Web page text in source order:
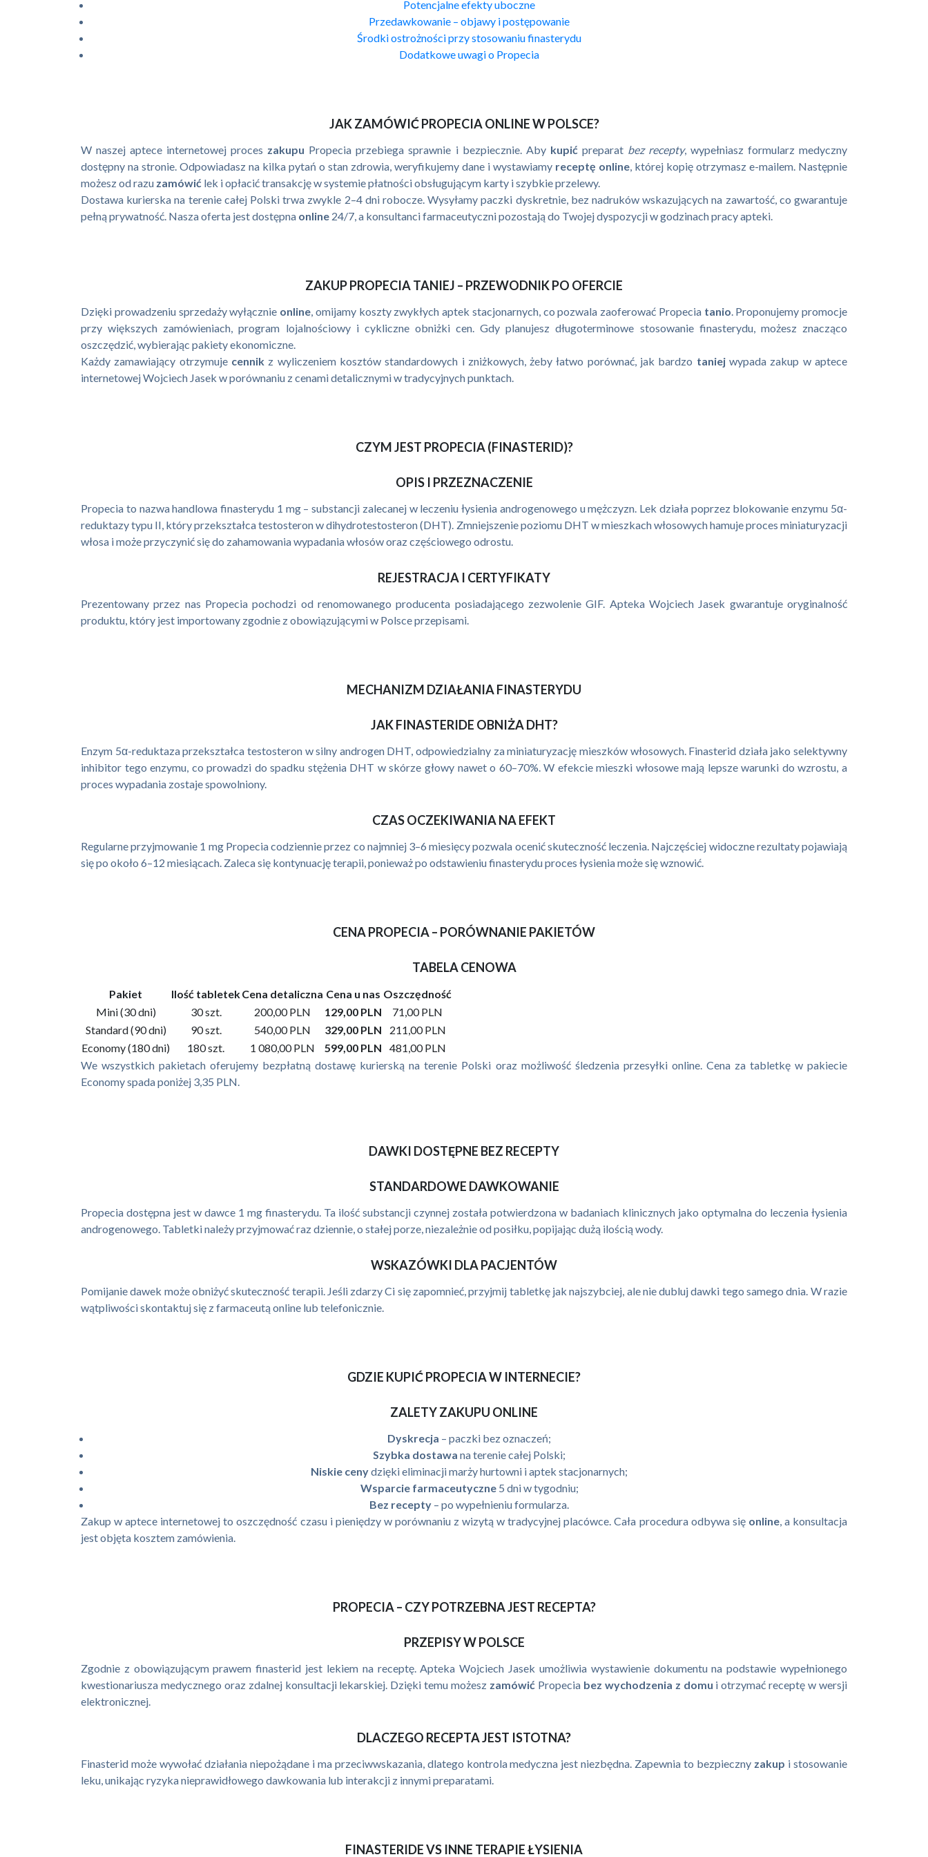
Potencjalne efekty uboczne
Przedawkowanie – objawy i postępowanie
Środki ostrożności przy stosowaniu finasterydu
Dodatkowe uwagi o Propecia
JAK ZAMÓWIĆ PROPECIA ONLINE W POLSCE?
W naszej aptece internetowej proces zakupu Propecia przebiega sprawnie i bezpiecznie. Aby kupićpreparat bez recepty, wypełniasz formularz medyczny
dostępny na stronie. Odpowiadasz na kilka pytań o stan zdrowia, weryfikujemy dane i wystawiamy receptę online, której kopię otrzymasz e-mailem. Następnie
możesz od razu zamówić lek i opłacić transakcję w systemie płatności obsługującym karty i szybkie przelewy.
Dostawa kurierska na terenie całej Polski trwa zwykle 2–4 dni robocze. Wysyłamy paczki dyskretnie, bez nadruków wskazujących na zawartość, co gwarantuje
pełną prywatność. Nasza oferta jest dostępna online 24/7, a konsultanci farmaceutyczni pozostają do Twojej dyspozycji w godzinach pracy apteki.
ZAKUP PROPECIA TANIEJ – PRZEWODNIK PO OFERCIE
Dzięki prowadzeniu sprzedaży wyłącznie online, omijamy koszty zwykłych aptek stacjonarnych, co pozwala zaoferować Propecia tanio. Proponujemy promocje
przy większych zamówieniach, program lojalnościowy i cykliczne obniżki cen. Gdy planujesz długoterminowe stosowanie finasterydu, możesz znacząco
oszczędzić, wybierając pakiety ekonomiczne.
Każdy zamawiający otrzymuje cennikz wyliczeniem kosztów standardowych i zniżkowych, żeby łatwo porównać, jak bardzo taniejwypada zakup w aptece
internetowej Wojciech Jasek w porównaniu z cenami detalicznymi w tradycyjnych punktach.
CZYM JEST PROPECIA (FINASTERID)?
OPIS I PRZEZNACZENIE
Propecia to nazwa handlowa finasterydu 1 mg – substancji zalecanej w leczeniu łysienia androgenowego u mężczyzn. Lek działa poprzez blokowanie enzymu 5α-
reduktazy typu II, który przekształca testosteron w dihydrotestosteron (DHT). Zmniejszenie poziomu DHT w mieszkach włosowych hamuje proces miniaturyzacji
włosa i może przyczynić się do zahamowania wypadania włosów oraz częściowego odrostu.
REJESTRACJA I CERTYFIKATY
Prezentowany przez nas Propecia pochodzi od renomowanego producenta posiadającego zezwolenie GIF. Apteka Wojciech Jasek gwarantuje oryginalność
produktu, który jest importowany zgodnie z obowiązującymi w Polsce przepisami.
MECHANIZM DZIAŁANIA FINASTERYDU
JAK FINASTERIDE OBNIŻA DHT?
Enzym 5α-reduktaza przekształca testosteron w silny androgen DHT, odpowiedzialny za miniaturyzację mieszków włosowych. Finasterid działa jako selektywny
inhibitor tego enzymu, co prowadzi do spadku stężenia DHT w skórze głowy nawet o 60–70%. W efekcie mieszki włosowe mają lepsze warunki do wzrostu, a
proces wypadania zostaje spowolniony.
CZAS OCZEKIWANIA NA EFEKT
Regularne przyjmowanie 1 mg Propecia codziennie przez co najmniej 3–6 miesięcy pozwala ocenić skuteczność leczenia. Najczęściej widoczne rezultaty pojawiają
się po około 6–12 miesiącach. Zaleca się kontynuację terapii, ponieważ po odstawieniu finasterydu proces łysienia może się wznowić.
CENA PROPECIA – PORÓWNANIE PAKIETÓW
TABELA CENOWA
Pakiet Ilość tabletekCena detaliczna Cena u nas Oszczędność
Mini (30 dni)
30 szt. 200,00 PLN 129,00 PLN
71,00 PLN
Standard (90 dni)
90 szt. 540,00 PLN 329,00 PLN
211,00 PLN
Economy (180 dni)
180 szt. 1 080,00 PLN 599,00 PLN
481,00 PLN
We wszystkich pakietach oferujemy bezpłatną dostawę kurierską na terenie Polski oraz możliwość śledzenia przesyłki online. Cena za tabletkę w pakiecie
Economy spada poniżej 3,35 PLN.
DAWKI DOSTĘPNE BEZ RECEPTY
STANDARDOWE DAWKOWANIE
Propecia dostępna jest w dawce 1 mg finasterydu. Ta ilość substancji czynnej została potwierdzona w badaniach klinicznych jako optymalna do leczenia łysienia
androgenowego. Tabletki należy przyjmować raz dziennie, o stałej porze, niezależnie od posiłku, popijając dużą ilością wody.
WSKAZÓWKI DLA PACJENTÓW
Pomijanie dawek może obniżyć skuteczność terapii. Jeśli zdarzy Ci się zapomnieć, przyjmij tabletkę jak najszybciej, ale nie dubluj dawki tego samego dnia. W razie
wątpliwości skontaktuj się z farmaceutą online lub telefonicznie.
GDZIE KUPIĆ PROPECIA W INTERNECIE?
ZALETY ZAKUPU ONLINE
Dyskrecja – paczki bez oznaczeń;
Szybka dostawa na terenie całej Polski;
Niskie cenydzięki eliminacji marży hurtowni i aptek stacjonarnych;
Wsparcie farmaceutyczne5 dni w tygodniu;
Bez recepty – po wypełnieniu formularza.
Zakup w aptece internetowej to oszczędność czasu i pieniędzy w porównaniu z wizytą w tradycyjnej placówce. Cała procedura odbywa się online, a konsultacja
jest objęta kosztem zamówienia.
PROPECIA – CZY POTRZEBNA JEST RECEPTA?
PRZEPISY W POLSCE
Zgodnie z obowiązującym prawem finasterid jest lekiem na receptę. Apteka Wojciech Jasek umożliwia wystawienie dokumentu na podstawie wypełnionego
kwestionariusza medycznego oraz zdalnej konsultacji lekarskiej. Dzięki temu możesz zamówić Propecia bez wychodzenia z domu i otrzymać receptę w wersji
elektronicznej.
DLACZEGO RECEPTA JEST ISTOTNA?
Finasterid może wywołać działania niepożądane i ma przeciwwskazania, dlatego kontrola medyczna jest niezbędna. Zapewnia to bezpieczny zakup i stosowanie
leku, unikając ryzyka nieprawidłowego dawkowania lub interakcji z innymi preparatami.
FINASTERIDE VS INNE TERAPIE ŁYSIENIA